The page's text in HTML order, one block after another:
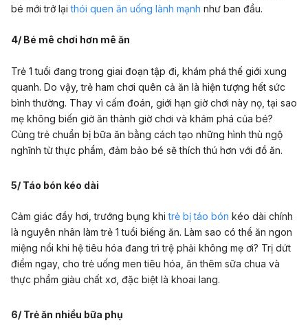
bé mới trở lạithói quen ăn uống lành mạnh như ban đầu.
4/ Bé mê chơi hơn mê ăn
Trẻ 1 tuổi đang trong giai đoạn tập đi, khám phá thế giới xung
quanh. Do vậy, trẻ ham chơi quên cả ăn là hiện tượng hết sức
bình thường. Thay vì cấm đoán, giới hạn giờ chơi này nọ, tại sao
mẹ không biến giờ ăn thành giờ chơi và khám phá của bé?
Cùng trẻ chuẩn bị bữa ăn bằng cách tạo những hình thù ngộ
nghĩnh từ thực phẩm, đảm bảo bé sẽ thích thú hơn với đồ ăn.
5/ Táo bón kéo dài
Cảm giác đầy hơi, trướng bụng khitrẻ bị táo bón kéo dài chính
là nguyên nhân làm trẻ 1 tuổi biếng ăn. Làm sao có thể ăn ngon
miệng nổi khi hệ tiêu hóa đang trì trệ phải không mẹ ơi? Trị dứt
điểm ngay, cho trẻ uống men tiêu hóa, ăn thêm sữa chua và
thực phẩm giàu chất xơ, đặc biệt là khoai lang.
6/ Trẻ ăn nhiều bữa phụ